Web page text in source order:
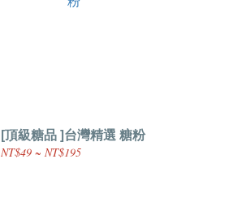
[頂級糖品 ]台灣精選 糖粉
NT$49 ~ NT$195